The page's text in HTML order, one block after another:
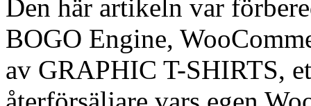
Den här artikeln var
BOGO Engine,
av GRAPHIC T-SHIRTS,